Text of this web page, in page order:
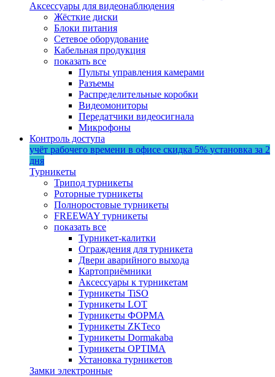
Аксессуары для видеонаблюдения
Жёсткие диски
Блоки питания
Сетевое оборудование
Кабельная продукция
показать все
Пульты управления камерами
Разъемы
Распределительные коробки
Видеомониторы
Передатчики видеосигнала
Микрофоны
Контроль доступа
учёт рабочего времени в офисе скидка 5% установка за 2
дня
Турникеты
Трипод турникеты
Роторные турникеты
Полноростовые турникеты
FREEWAY турникеты
показать все
Турникет-калитки
Ограждения для турникета
Двери аварийного выхода
Картоприёмники
Аксессуары к турникетам
Турникеты TiSO
Турникеты LOT
Турникеты ФОРМА
Турникеты ZKTeco
Турникеты Dormakaba
Турникеты OPTIMA
Установка турникетов
Замки электронные